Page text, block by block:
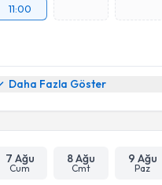
11:00
Daha Fazla Göster
7 Ağu
Cum
8 Ağu
Cmt
9 Ağu
Paz